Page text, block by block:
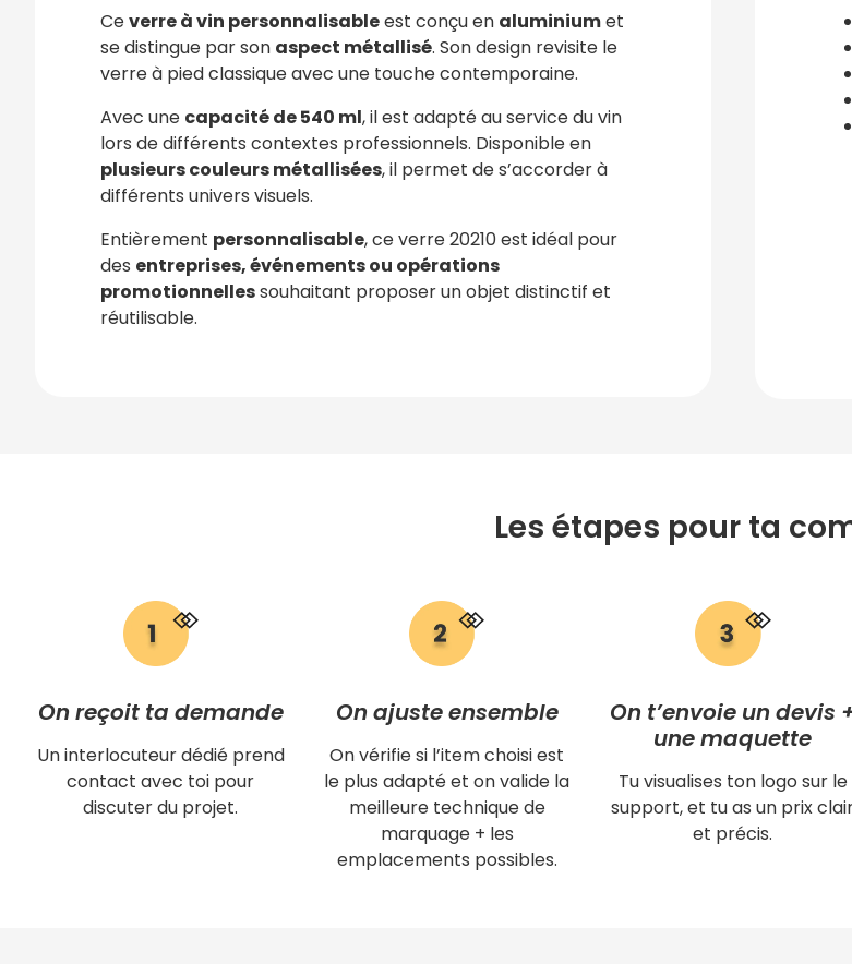
Ceverre à vin personnalisableest conçu en aluminiumet
se distingue par son aspect métallisé. Son design revisite le
verre à pied classique avec une touche contemporaine.
Avec une capacité de 540 ml, il est adapté au service du vin
lors de différents contextes professionnels. Disponible en
plusieurs couleurs métallisées, il permet de s’accorder à
différents univers visuels.
Entièrement personnalisable, ce verre 20210 est idéal pour
des entreprises, événements ou opérations
promotionnellessouhaitant proposer un objet distinctif et
réutilisable.
Les étapes pour ta
On reçoit ta demande
Un interlocuteur dédié prend
contact avec toi pour
discuter du projet.
On ajuste ensemble
On vérifie si l’item choisi est
le plus adapté et on valide la
meilleure technique de
marquage + les
emplacements possibles.
On t’envoie un devis
une maquette
Tu visualises ton logo sur le
support, et tu as un prix
et précis.